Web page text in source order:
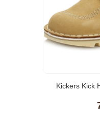
Kickers Kick